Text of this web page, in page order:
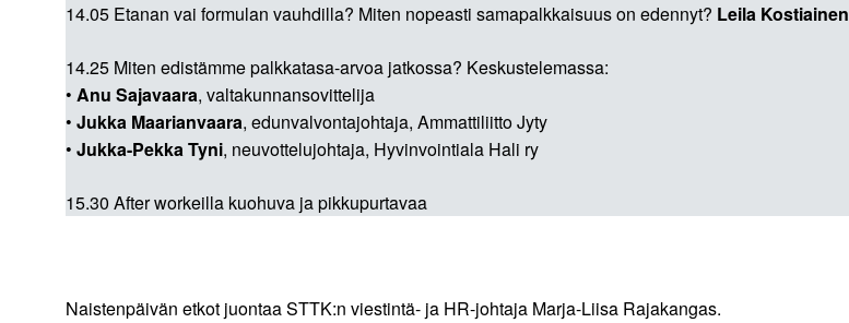
14.05 Etanan vai formulan vauhdilla? Miten nopeasti samapalkkaisuus on edennyt? Leila Kostiainen
14.25 Miten edistämme palkkatasa-arvoa jatkossa? Keskustelemassa:
• Anu Sajavaara, valtakunnansovittelija
• Jukka Maarianvaara, edunvalvontajohtaja, Ammattiliitto Jyty
• Jukka-Pekka Tyni, neuvottelujohtaja, Hyvinvointiala Hali ry
15.30 After workeilla kuohuva ja pikkupurtavaa
Naistenpäivän etkot juontaa STTK:n viestintä- ja HR-johtaja Marja-Liisa Rajakangas.